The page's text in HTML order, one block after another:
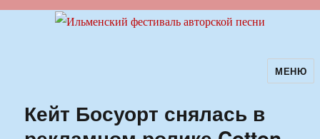
Ильменский фестиваль авторской
песни
МЕНЮ
Кейт Босуорт снялась в